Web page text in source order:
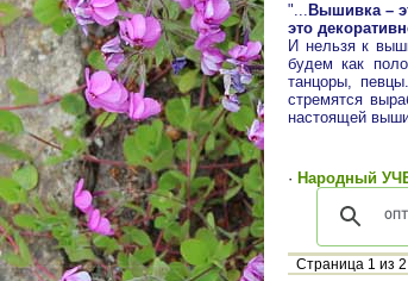
"... Вышивка –
это
И нельзя к
будем как
танцоры,
стремятся
настоящей
· Народный
Страница 1 из 2